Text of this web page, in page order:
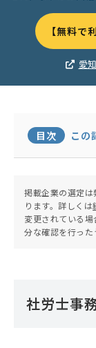
【無料で
愛
目次 この
掲載企業の選定
ります。詳しくは
変更されている
分な確認を行っ
社労士事